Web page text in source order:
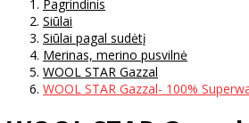
Pagrindinis
Siūlai
Siūlai pagal sudėtį
Merinas, merino pusvilnė
WOOL STAR Gazzal
WOOL STAR Gazzal- 100%